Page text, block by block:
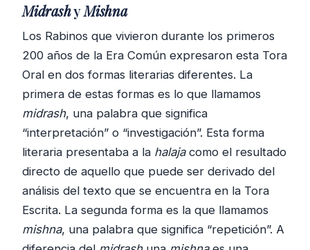
MidrashyMishna
Los Rabinos que vivieron durante los primeros
200 años de la Era Común expresaron esta Tora
Oral en dos formas literarias diferentes. La
primera de estas formas es lo que llamamos
midrash, una palabra que significa
“interpretación” o “investigación”. Esta forma
literaria presentaba a la halajacomo el resultado
directo de aquello que puede ser derivado del
análisis del texto que se encuentra en la Tora
Escrita. La segunda forma es la que llamamos
mishna, una palabra que significa “repetición”. A